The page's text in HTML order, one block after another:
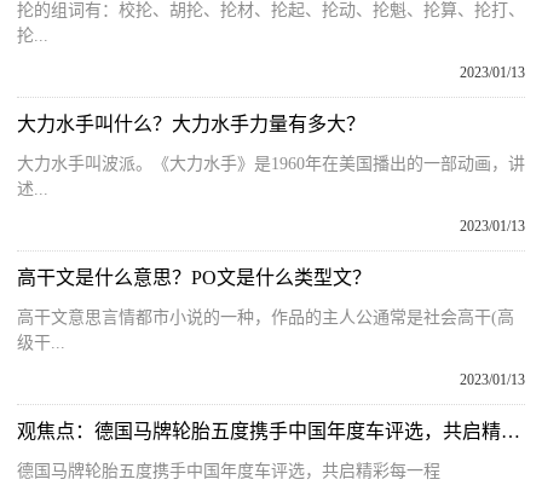
抡的组词有：校抡、胡抡、抡材、抡起、抡动、抡魁、抡算、抡打、
抡...
2023/01/13
大力水手叫什么？大力水手力量有多大？
大力水手叫波派。《大力水手》是1960年在美国播出的一部动画，讲
述...
2023/01/13
高干文是什么意思？PO文是什么类型文？
高干文意思言情都市小说的一种，作品的主人公通常是社会高干(高
级干...
2023/01/13
观焦点：德国马牌轮胎五度携手中国年度车评选，共启精彩每一程
德国马牌轮胎五度携手中国年度车评选，共启精彩每一程